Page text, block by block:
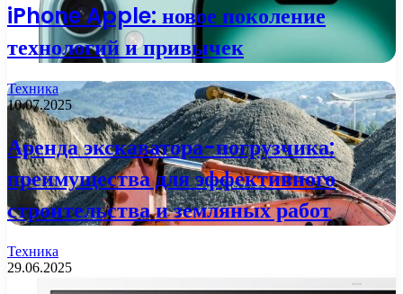
iPhone Apple: новое поколение
технологий и привычек
Техника
10.07.2025
Аренда экскаватора-погрузчика:
преимущества для эффективного
строительства и земляных работ
Техника
29.06.2025